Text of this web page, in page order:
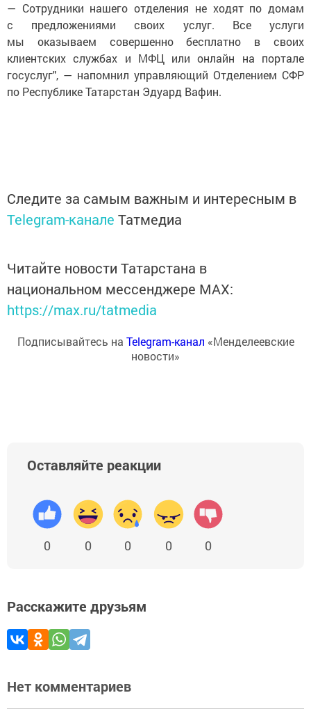
— Сотрудники нашего отделения не ходят по домам
с предложениями своих услуг. Все услуги
мы оказываем совершенно бесплатно в своих
клиентских службах и МФЦ или онлайн на портале
госуслуг", — напомнил управляющий Отделением СФР
по Республике Татарстан Эдуард Вафин.
Следите за самым важным и интересным в
Telegram-канале Татмедиа
Читайте новости Татарстана в
национальном мессенджере MАХ:
https://max.ru/tatmedia
Подписывайтесь на Telegram-канал «Менделеевские
новости»
Оставляйте реакции
0 0 0 0 0
Расскажите друзьям
Нет комментариев